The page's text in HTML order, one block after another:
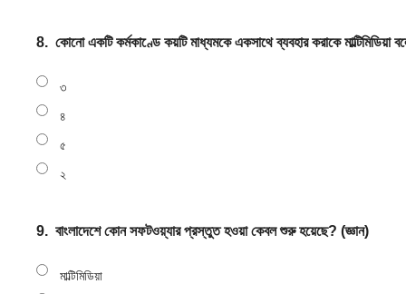
8. কোনো একটি কর্মকাণ্ডে কয়টি মাধ্যমকে একসাথে ব্যবহার করাকে মাল্টিমিডিয়া
৩
৪
৫
২
9. বাংলাদেশে কোন সফটওয়্যার প্রস্তুত হওয়া কেবল শুরু হয়েছে? (জ্ঞান)
মাল্টিমিডিয়া